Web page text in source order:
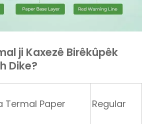
ji Kaxezê Birêkûpêk
Dike?
Termal Paper Regular